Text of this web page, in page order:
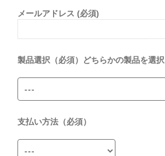
メールアドレス (必須)
製品選択（必須）どちらかの製品を選
支払い方法（必須）